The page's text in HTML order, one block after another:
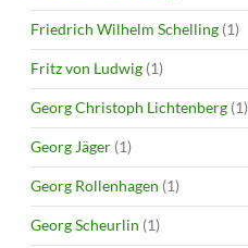
Friedrich Wilhelm Schelling (1)
Fritz von Ludwig (1)
Georg Christoph Lichtenberg (1)
Georg Jäger (1)
Georg Rollenhagen (1)
Georg Scheurlin (1)